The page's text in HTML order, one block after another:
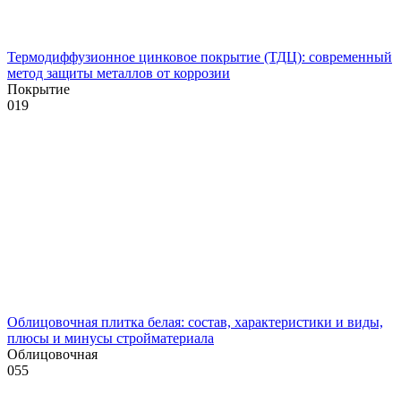
Термодиффузионное цинковое покрытие (ТДЦ): современный
метод защиты металлов от коррозии
Покрытие
019
Облицовочная плитка белая: состав, характеристики и виды,
плюсы и минусы стройматериала
Облицовочная
055